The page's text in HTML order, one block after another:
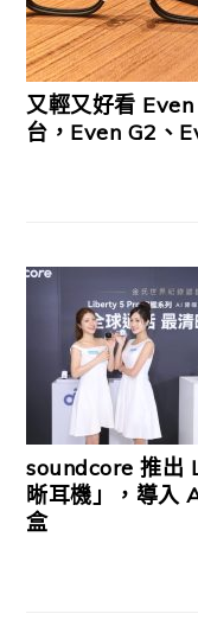
又輕又好看
台，Even G2、
soundcore 推出
晰耳機」，導入
盒